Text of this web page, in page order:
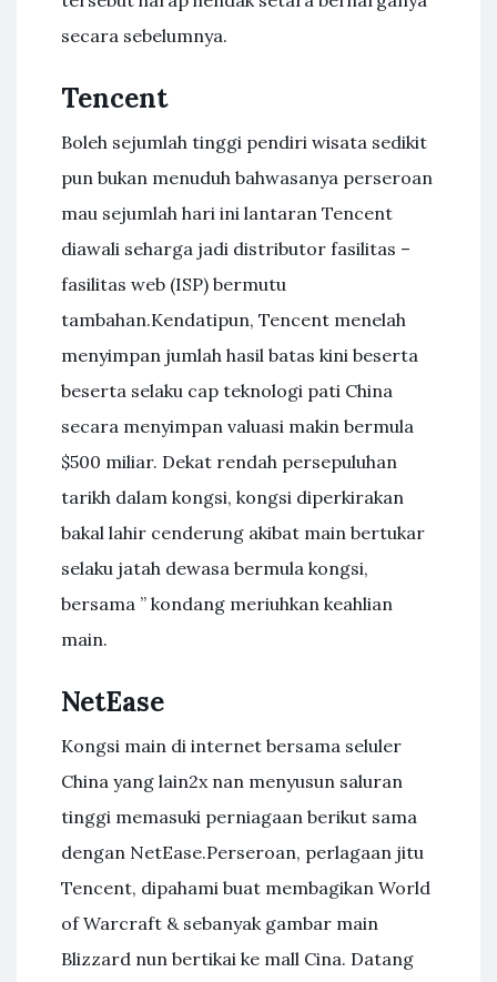
secara sebelumnya.
Tencent
Boleh sejumlah tinggi pendiri wisata sedikit
pun bukan menuduh bahwasanya perseroan
mau sejumlah hari ini lantaran Tencent
diawali seharga jadi distributor fasilitas –
fasilitas web (ISP) bermutu
tambahan.Kendatipun, Tencent menelah
menyimpan jumlah hasil batas kini beserta
beserta selaku cap teknologi pati China
secara menyimpan valuasi makin bermula
$500 miliar. Dekat rendah persepuluhan
tarikh dalam kongsi, kongsi diperkirakan
bakal lahir cenderung akibat main bertukar
selaku jatah dewasa bermula kongsi,
bersama ” kondang meriuhkan keahlian
main.
NetEase
Kongsi main di internet bersama seluler
China yang lain2x nan menyusun saluran
tinggi memasuki perniagaan berikut sama
dengan NetEase.Perseroan, perlagaan jitu
Tencent, dipahami buat membagikan World
of Warcraft & sebanyak gambar main
Blizzard nun bertikai ke mall Cina. Datang